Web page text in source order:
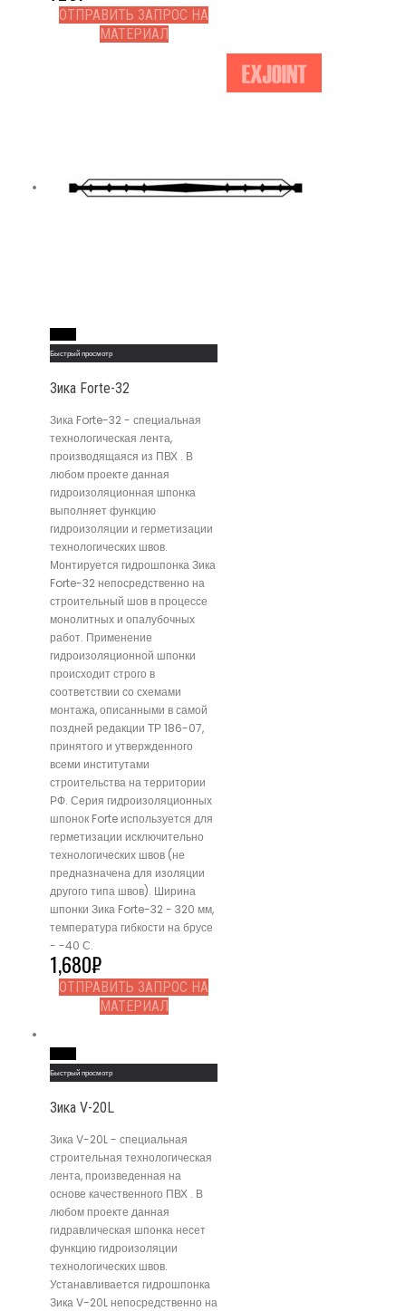
ОТПРАВИТЬ ЗАПРОС НА
МАТЕРИАЛ
Быстрый просмотр
Зика Forte-32
Зика Forte-32 - специальная
технологическая лента,
производящаяся из ПВХ . В
любом проекте данная
гидроизоляционная шпонка
выполняет функцию
гидроизоляции и герметизации
технологических швов.
Монтируется гидрошпонка Зика
Forte-32 непосредственно на
строительный шов в процессе
монолитных и опалубочных
работ. Применение
гидроизоляционной шпонки
происходит строго в
соответствии со схемами
монтажа, описанными в самой
поздней редакции ТР 186-07,
принятого и утвержденного
всеми институтами
строительства на территории
РФ. Серия гидроизоляционных
шпонок Forte используется для
герметизации исключительно
технологических швов (не
предназначена для изоляции
другого типа швов). Ширина
шпонки Зика Forte-32 - 320 мм,
температура гибкости на брусе
- -40 С.
1,680₽
ОТПРАВИТЬ ЗАПРОС НА
МАТЕРИАЛ
Быстрый просмотр
Зика V-20L
Зика V-20L - специальная
строительная технологическая
лента, произведенная на
основе качественного ПВХ . В
любом проекте данная
гидравлическая шпонка несет
функцию гидроизоляции
технологических швов.
Устанавливается гидрошпонка
Зика V-20L непосредственно на